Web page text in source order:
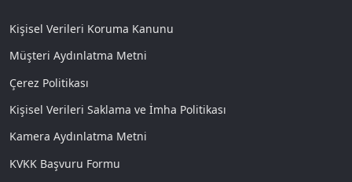
Kişisel Verileri Koruma Kanunu
Müşteri Aydınlatma Metni
Çerez Politikası
Kişisel Verileri Saklama ve İmha Politikası
Kamera Aydınlatma Metni
KVKK Başvuru Formu